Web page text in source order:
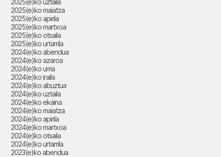
2025(e)ko uztaila
2025(e)ko maiatza
2025(e)ko apirila
2025(e)ko martxoa
2025(e)ko otsaila
2025(e)ko urtarrila
2024(e)ko abendua
2024(e)ko azaroa
2024(e)ko urria
2024(e)ko iraila
2024(e)ko abuztua
2024(e)ko uztaila
2024(e)ko ekaina
2024(e)ko maiatza
2024(e)ko apirila
2024(e)ko martxoa
2024(e)ko otsaila
2024(e)ko urtarrila
2023(e)ko abendua